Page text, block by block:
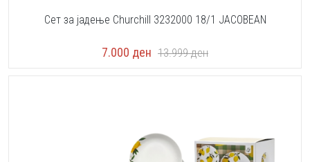
Сет за јадење Churchill 3232000 18/1 JACOBEAN
7.000 ден 13.999ден